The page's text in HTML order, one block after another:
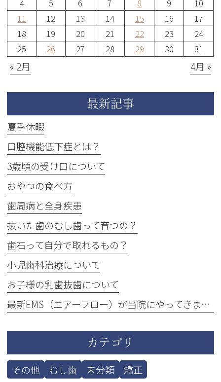
4 5 6 7 8 9
10
11
12 13 14 15 16
17
18
19 20 21 22 23
24
25
26 27 28 29 30 31
« 2月 4月 »
最新記事
夏季休暇
口腔機能低下症とは？
3歳頃の受け口について
おやつの食べ方
歯周病と全身疾患
抜いた歯のむし歯って育つの？
歯石って自分で取れるもの？
小児歯科治療について
お子様の乳歯抜歯について
最新EMS（エアーフロー）が当院にやってきました！
カテゴリ
その他 むし歯 未分類 矯正